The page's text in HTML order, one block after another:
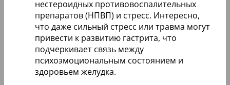
нестероидных противовоспалительных
препаратов (НПВП) и стресс. Интересно,
что даже сильный стресс или травма могут
привести к развитию гастрита, что
подчеркивает связь между
психоэмоциональным состоянием и
здоровьем желудка.